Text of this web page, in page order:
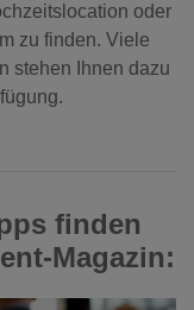
oder
zu finden. Viele
stehen Ihnen dazu
finden
Magazin: